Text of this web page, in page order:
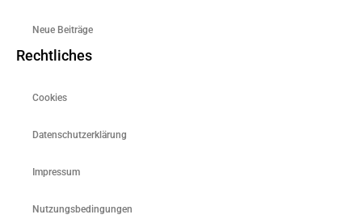
Neue Beiträge
Rechtliches
Cookies
Datenschutzerklärung
Impressum
Nutzungsbedingungen